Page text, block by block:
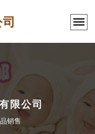
限公司
销售